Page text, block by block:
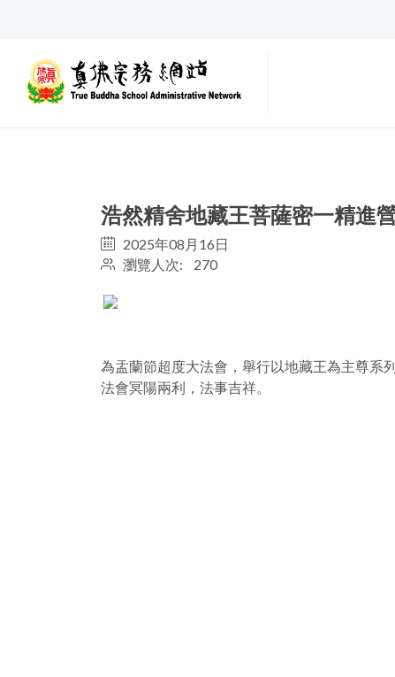
浩然精舍地藏王菩薩密一精進
2025年08月16日
瀏覽人次: 270
為盂蘭節超度大法會，舉行以地藏王為主尊系
法會冥陽兩利，法事吉祥。